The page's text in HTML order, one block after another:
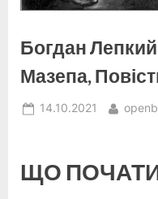
Богдан
Мазепа,
Posted
14.10.2021 By
ЩО